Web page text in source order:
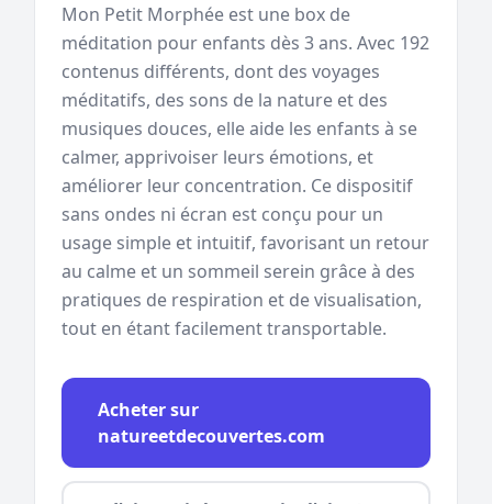
Mon Petit Morphée est une box de
méditation pour enfants dès 3 ans. Avec 192
contenus différents, dont des voyages
méditatifs, des sons de la nature et des
musiques douces, elle aide les enfants à se
calmer, apprivoiser leurs émotions, et
améliorer leur concentration. Ce dispositif
sans ondes ni écran est conçu pour un
usage simple et intuitif, favorisant un retour
au calme et un sommeil serein grâce à des
pratiques de respiration et de visualisation,
tout en étant facilement transportable.
Acheter sur
natureetdecouvertes.com